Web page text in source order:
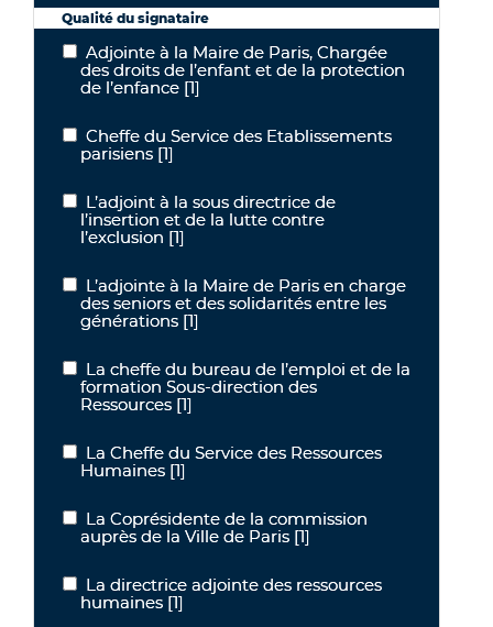
Qualité du signataire
Adjointe à la Maire de Paris, Chargée des droits de l’enfant et de
Adjointe à la Maire de Paris, Chargée
des droits de l’enfant et de la protection
de l’enfance [1]
Cheffe du Service des Etablissements parisiens
Cheffe du Service des Etablissements
parisiens [1]
L’adjoint à la sous directrice de l’insertion et de la lutte contre
L’adjoint à la sous directrice de
l’insertion et de la lutte contre
l’exclusion [1]
L’adjointe à la Maire de Paris en charge des seniors et des
L’adjointe à la Maire de Paris en charge
des seniors et des solidarités entre les
générations [1]
La cheffe du bureau de l’emploi et de la formation Sous-direction
La cheffe du bureau de l’emploi et de la
formation Sous-direction des
Ressources [1]
La Cheffe du Service des Ressources Humaines
La Cheffe du Service des Ressources
Humaines [1]
La Coprésidente de la commission auprès de la Ville de Paris
La Coprésidente de la commission
auprès de la Ville de Paris [1]
La directrice adjointe des ressources humaines
La directrice adjointe des ressources
humaines [1]